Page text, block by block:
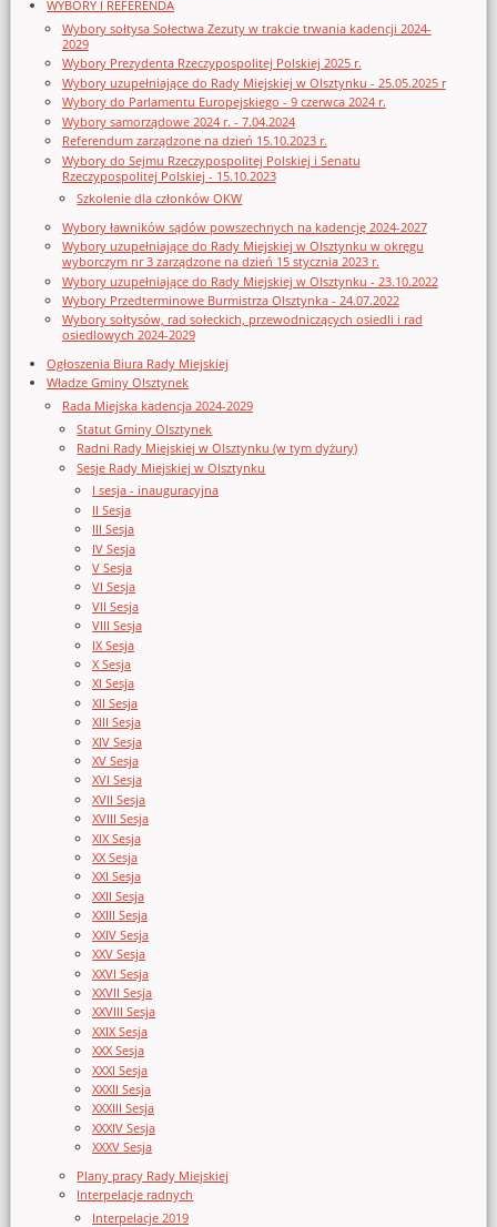
WYBORY I REFERENDA
Wybory sołtysa Sołectwa Zezuty w trakcie trwania kadencji 2024-
2029
Wybory Prezydenta Rzeczypospolitej Polskiej 2025 r.
Wybory uzupełniające do Rady Miejskiej w Olsztynku - 25.05.2025 r
Wybory do Parlamentu Europejskiego - 9 czerwca 2024 r.
Wybory samorządowe 2024 r. - 7.04.2024
Referendum zarządzone na dzień 15.10.2023 r.
Wybory do Sejmu Rzeczypospolitej Polskiej i Senatu
Rzeczypospolitej Polskiej - 15.10.2023
Szkolenie dla członków OKW
Wybory ławników sądów powszechnych na kadencję 2024-2027
Wybory uzupełniające do Rady Miejskiej w Olsztynku w okręgu
wyborczym nr 3 zarządzone na dzień 15 stycznia 2023 r.
Wybory uzupełniające do Rady Miejskiej w Olsztynku - 23.10.2022
Wybory Przedterminowe Burmistrza Olsztynka - 24.07.2022
Wybory sołtysów, rad sołeckich, przewodniczących osiedli i rad
osiedlowych 2024-2029
Ogłoszenia Biura Rady Miejskiej
Władze Gminy Olsztynek
Rada Miejska kadencja 2024-2029
Statut Gminy Olsztynek
Radni Rady Miejskiej w Olsztynku (w tym dyżury)
Sesje Rady Miejskiej w Olsztynku
I sesja - inauguracyjna
II Sesja
III Sesja
IV Sesja
V Sesja
VI Sesja
VII Sesja
VIII Sesja
IX Sesja
X Sesja
XI Sesja
XII Sesja
XIII Sesja
XIV Sesja
XV Sesja
XVI Sesja
XVII Sesja
XVIII Sesja
XIX Sesja
XX Sesja
XXI Sesja
XXII Sesja
XXIII Sesja
XXIV Sesja
XXV Sesja
XXVI Sesja
XXVII Sesja
XXVIII Sesja
XXIX Sesja
XXX Sesja
XXXI Sesja
XXXII Sesja
XXXIII Sesja
XXXIV Sesja
XXXV Sesja
Plany pracy Rady Miejskiej
Interpelacje radnych
Interpelacje 2019